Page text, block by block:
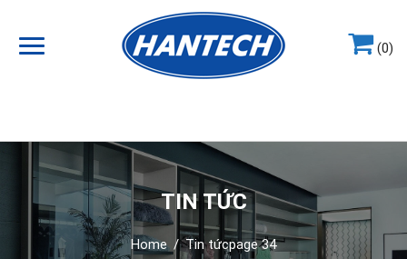
(0)
TIN TỨC
Home / Tin tứcpage 34